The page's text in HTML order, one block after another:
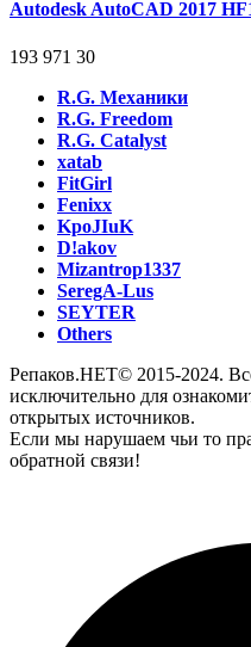
Autodesk AutoCAD 2017
193 971 30
R.G. Механики
R.G. Freedom
R.G. Catalyst
xatab
FitGirl
Fenixx
KpoJIuK
D!akov
Mizantrop1337
SeregA-Lus
SEYTER
Others
Репаков.НЕТ© 2015-2024.
исключительно для
открытых источников.
Если мы нарушаем чьи то
обратной связи!